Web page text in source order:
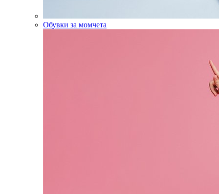
Обувки за момчета